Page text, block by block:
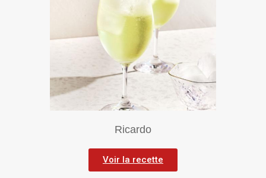
Ricardo
Voir la recette